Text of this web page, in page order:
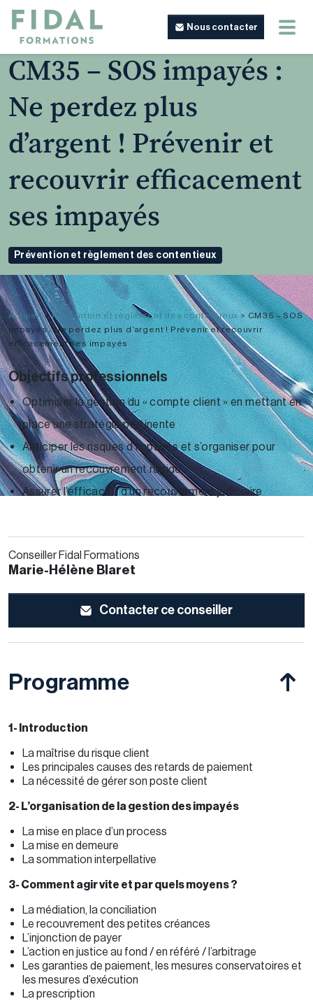
Nous contacter
CM35 – SOS impayés :
Ne perdez plus
d’argent ! Prévenir et
recouvrir efficacement
ses impayés
Prévention et règlement des contentieux
Accueil>Prévention et règlement des contentieux>CM35 – SOS
impayés : Ne perdez plus d’argent ! Prévenir et recouvrir
efficacement ses impayés
Objectifs professionnels
Optimiser la gestion du « compte client » en mettant en
place une stratégie pertinente
Anticiper les risques d’impayés et s’organiser pour
obtenir un recouvrement rapide
Assurer l’efficacité d’un recouvrement judiciaire
Conseiller Fidal Formations
Marie-Hélène Blaret
Contacter ce conseiller
Programme
1- Introduction
La maîtrise du risque client
Les principales causes des retards de paiement
La nécessité de gérer son poste client
2- L’organisation de la gestion des impayés
La mise en place d’un process
La mise en demeure
La sommation interpellative
3- Comment agir vite et par quels moyens ?
La médiation, la conciliation
Le recouvrement des petites créances
L’injonction de payer
L’action en justice au fond / en référé / l’arbitrage
Les garanties de paiement, les mesures conservatoires et
les mesures d’exécution
La prescription